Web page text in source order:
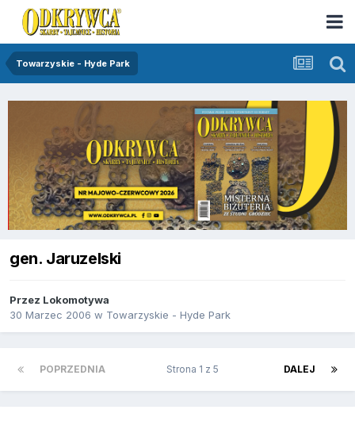
Towarzyskie - Hyde Park
gen. Jaruzelski
Przez Lokomotywa
30 Marzec 2006 w Towarzyskie - Hyde Park
POPRZEDNIA DALEJ
Strona 1 z 5